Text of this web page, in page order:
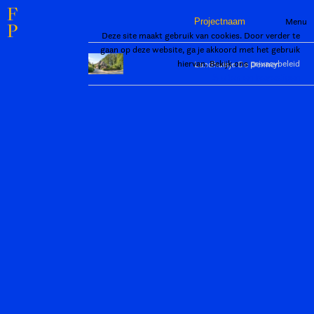
Deze site maakt gebruik van cookies. Door verder te
gaan op deze website, ga je akkoord met het gebruik
hiervan. Bekijk ons privacybeleid
F
P Menu
Projectnaam
Landhuisje De Dennen